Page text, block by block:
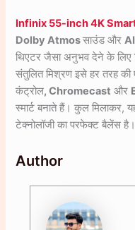
Infinix 55-inch 4K
Dolby Atmosसाउंड औरAI
थिएटर जैसा अनुभव देने के लिए
संतुलित मिश्रण इसे हर तरह
कंट्रोल, Chromecast और
स्मार्ट बनाते हैं। कुल मिलाकर,
टेक्नोलॉजी का परफेक्ट बैलेंस है।
Author